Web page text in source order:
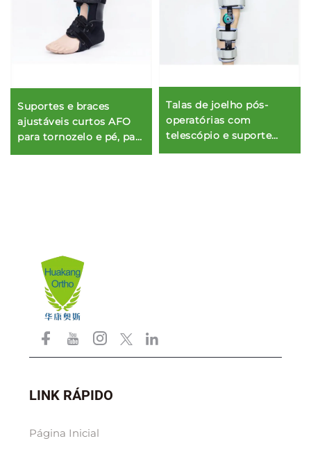
Suportes e braces
ajustáveis curtos AFO
para tornozelo e pé, para
estabilização dos
Talas de joelho pós-
operatórias com
telescópio e suporte
para fratura com
LINK RÁPIDO
Página Inicial